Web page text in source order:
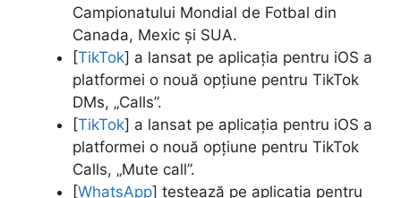
Campionatului Mondial de Fotbal din
Canada, Mexic și SUA.
[TikTok] a lansat pe aplicația pentru iOS a
platformei o nouă opțiune pentru TikTok
DMs, „Calls”.
[TikTok] a lansat pe aplicația pentru iOS a
platformei o nouă opțiune pentru TikTok
Calls, „Mute call”.
[WhatsApp] testează pe aplicația pentru